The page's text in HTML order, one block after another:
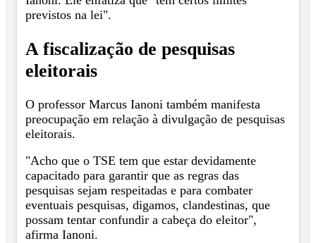
previstos na lei".
A fiscalização de pesquisas
eleitorais
O professor Marcus Ianoni também manifesta
preocupação em relação à divulgação de pesquisas
eleitorais.
"Acho que o TSE tem que estar devidamente
capacitado para garantir que as regras das
pesquisas sejam respeitadas e para combater
eventuais pesquisas, digamos, clandestinas, que
possam tentar confundir a cabeça do eleitor",
afirma Ianoni.